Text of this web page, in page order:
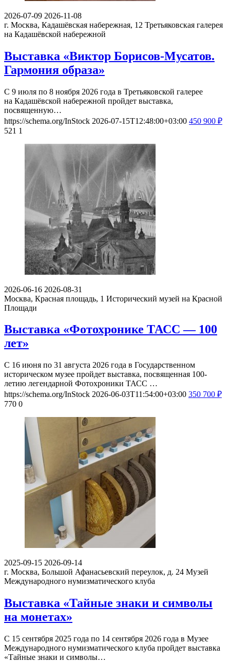
2026-07-09 2026-11-08
г. Москва, Кадашёвская набережная, 12 Третьяковская галерея
на Кадашёвской набережной
Выставка «Виктор Борисов-Мусатов.
Гармония образа»
С 9 июля по 8 ноября 2026 года в Третьяковской галерее
на Кадашёвской набережной пройдет выставка,
посвященную…
https://schema.org/InStock 2026-07-15T12:48:00+03:00 450 900 ₽
521 1
2026-06-16 2026-08-31
Москва, Красная площадь, 1 Исторический музей на Красной
Площади
Выставка «Фотохронике ТАСС — 100
лет»
С 16 июня по 31 августа 2026 года в Государственном
историческом музее пройдет выставка, посвященная 100-
летию легендарной Фотохроники ТАСС …
https://schema.org/InStock 2026-06-03T11:54:00+03:00 350 700 ₽
770 0
2025-09-15 2026-09-14
г. Москва, Большой Афанасьевский переулок, д. 24 Музей
Международного нумизматического клуба
Выставка «Тайные знаки и символы
на монетах»
С 15 сентября 2025 года по 14 сентября 2026 года в Музее
Международного нумизматического клуба пройдет выставка
«Тайные знаки и символы…